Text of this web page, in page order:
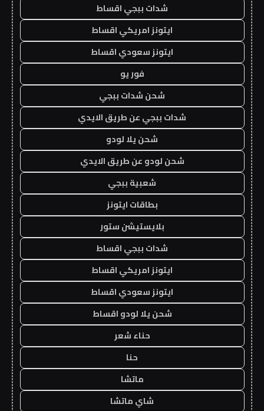
شدات ببجي اقساط
ايتونز امريكي اقساط
ايتونز سعودي اقساط
فور يو
شحن شدات ببجي
شدات ببجي عن طريق الايدي
شحن يلا لودو
شحن لودو عن طريق الايدي
شعبية ببجي
بطاقات ايتونز
بلايستيشن ستور
شدات ببجي اقساط
ايتونز امريكي اقساط
ايتونز سعودي اقساط
شحن يلا لودو اقساط
حناء شعر
حنا
ماتشا
شاي ماتشا